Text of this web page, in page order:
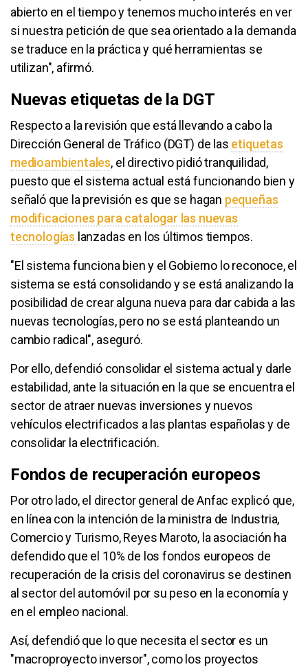
abierto en el tiempo y tenemos mucho interés en ver
si nuestra petición de que sea orientado a la demanda
se traduce en la práctica y qué herramientas se
utilizan", afirmó.
Nuevas etiquetas de la DGT
Respecto a la revisión que está llevando a cabo la
Dirección General de Tráfico (DGT) de las etiquetas
medioambientales, el directivo pidió tranquilidad,
puesto que el sistema actual está funcionando bien y
señaló que la previsión es que se hagan pequeñas
modificaciones para catalogar las nuevas
tecnologías lanzadas en los últimos tiempos.
"El sistema funciona bien y el Gobierno lo reconoce, el
sistema se está consolidando y se está analizando la
posibilidad de crear alguna nueva para dar cabida a las
nuevas tecnologías, pero no se está planteando un
cambio radical", aseguró.
Por ello, defendió consolidar el sistema actual y darle
estabilidad, ante la situación en la que se encuentra el
sector de atraer nuevas inversiones y nuevos
vehículos electrificados a las plantas españolas y de
consolidar la electrificación.
Fondos de recuperación europeos
Por otro lado, el director general de Anfac explicó que,
en línea con la intención de la ministra de Industria,
Comercio y Turismo, Reyes Maroto, la asociación ha
defendido que el 10% de los fondos europeos de
recuperación de la crisis del coronavirus se destinen
al sector del automóvil por su peso en la economía y
en el empleo nacional.
Así, defendió que lo que necesita el sector es un
"macroproyecto inversor", como los proyectos